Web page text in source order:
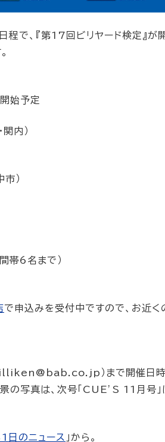
程で、『第17回ビリヤード検定』
始予定
関内）
市）
帯6名まで）
で申込みを受付中ですので、お近
billiken@bab.co.jp）まで開催日
の写真は、次号「CUE’S 11月号
日のニュース 」から。